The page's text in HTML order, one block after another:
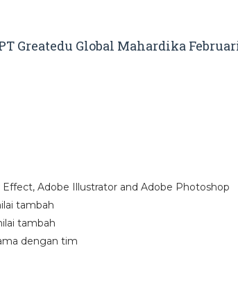
Greatedu Global Mahardika
Adobe Illustrator and Adobe Photoshop
tambah
tambah
dengan tim